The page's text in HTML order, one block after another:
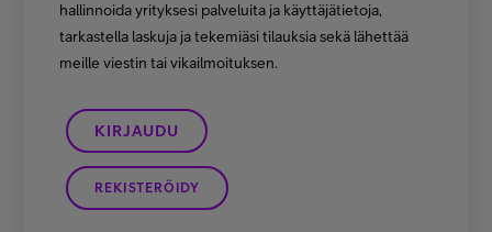
hallinnoida yrityksesi palveluita ja käyttäjätietoja,
tarkastella laskuja ja tekemiäsi tilauksia sekä lähettää
meille viestin tai vikailmoituksen.
KIRJAUDU
REKISTERÖIDY